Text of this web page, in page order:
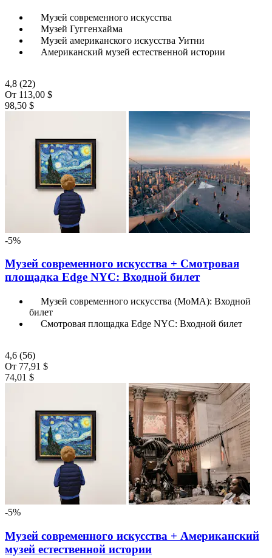
Музей современного искусства
Музей Гуггенхайма
Музей американского искусства Уитни
Американский музей естественной истории
4,8 (22)
От 113,00 $
98,50 $
-5%
Музей современного искусства + Смотровая
площадка Edge NYC: Входной билет
Музей современного искусства (МоМА): Входной
билет
Смотровая площадка Edge NYC: Входной билет
4,6 (56)
От 77,91 $
74,01 $
-5%
Музей современного искусства + Американский
музей естественной истории